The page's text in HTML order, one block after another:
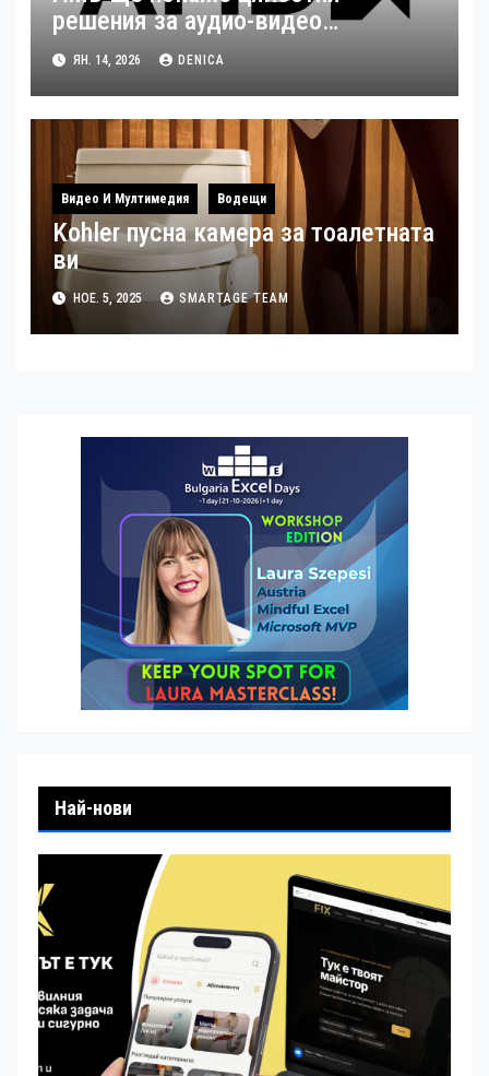
решения за аудио-видео
излъчвания по време на ISE 2026
ЯН. 14, 2026 DENICA
Видео И Мултимедия Водещи
Kohler пусна камера за тоалетната
ви
НОЕ. 5, 2025 SMARTAGE TEAM
Най-нови